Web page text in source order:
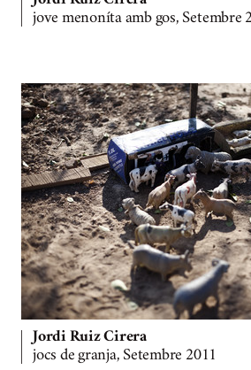
jove menoníta amb gos, Setembre
Jordi Ruiz Cirera
jocs de granja, Setembre 2011